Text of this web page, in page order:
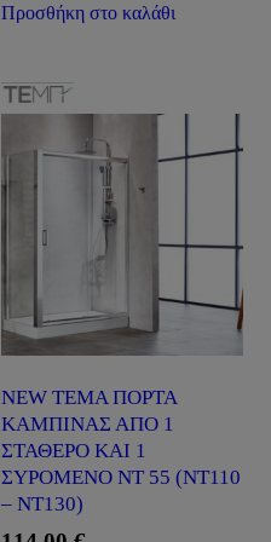
Προσθήκη στο καλάθι
NEW TEMA ΠΟΡΤΑ
ΚΑΜΠΙΝΑΣ ΑΠΟ 1
ΣΤΑΘΕΡΟ ΚΑΙ 1
ΣΥΡΟΜΕΝΟ NT 55 (ΝΤ110
– ΝΤ130)